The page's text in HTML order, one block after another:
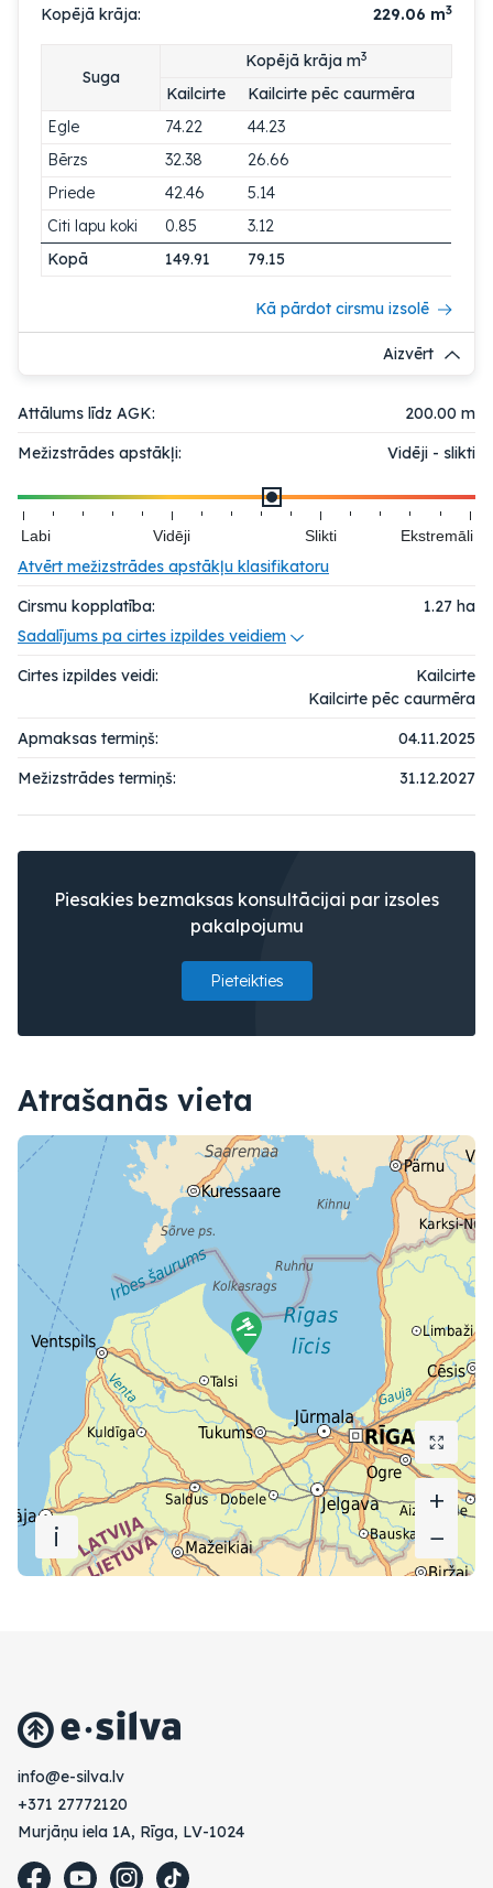
Kopējā krāja: 229.06 m3
Suga
Kopējā krāja m3
Kailcirte
Kailcirte pēc caurmēra
Egle
74.22
44.23
Bērzs
32.38
26.66
Priede
42.46
5.14
Citi lapu koki
0.85
3.12
Kopā
149.91 79.15
Kā pārdot cirsmu izsolē
Aizvērt
Attālums līdz AGK:
200.00 m
Mežizstrādes apstākļi:
Vidēji - slikti
Labi Vidēji Slikti Ekstremāli
Atvērt mežizstrādes apstākļu klasifikatoru
Cirsmu kopplatība:
1.27 ha
Sadalījums pa cirtes izpildes veidiem
Cirtes izpildes veidi:
Kailcirte
Kailcirte pēc caurmēra
Apmaksas termiņš:
04.11.2025
Mežizstrādes termiņš:
31.12.2027
Piesakies bezmaksas konsultācijai par izsoles
pakalpojumu
Pieteikties
Atrašanās vieta
+
−
i
+
−
vl.avlis-e@ofni
+371 27772120
Murjāņu iela 1A, Rīga, LV-1024